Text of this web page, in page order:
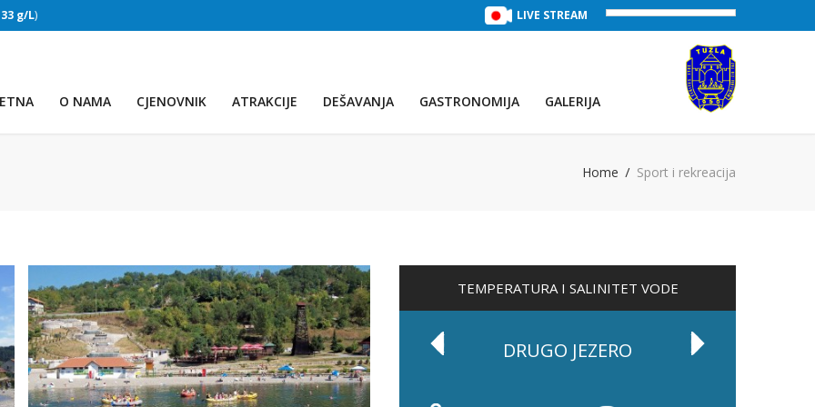
33 g/L) TREĆE JEZERO (Voda:29 °C, Salinitet:32 g/L)
LIVE STREAM
O NAMA CJENOVNIK ATRAKCIJE DEŠAVANJA GASTRONOMIJA GALERIJA
Home Sport i rekreacija
TEMPERATURA I SALINITET VODE
PRVO JEZERO DRUGO JEZERO